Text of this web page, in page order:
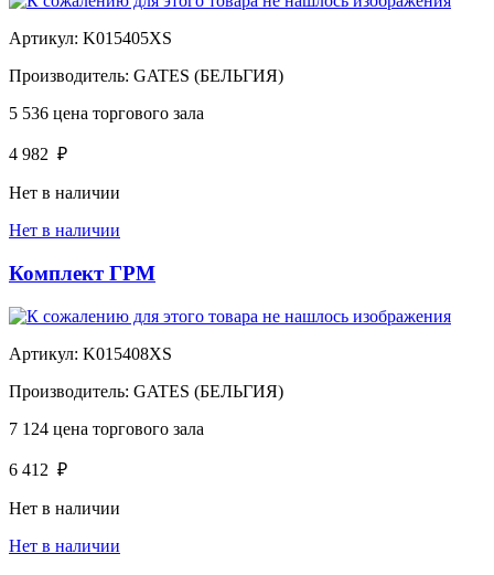
Артикул: K015405XS
Производитель: GATES (БЕЛЬГИЯ)
5 536 цена торгового зала
4 982 ₽
Нет в наличии
Нет в наличии
Комплект ГРМ
Артикул: K015408XS
Производитель: GATES (БЕЛЬГИЯ)
7 124 цена торгового зала
6 412 ₽
Нет в наличии
Нет в наличии